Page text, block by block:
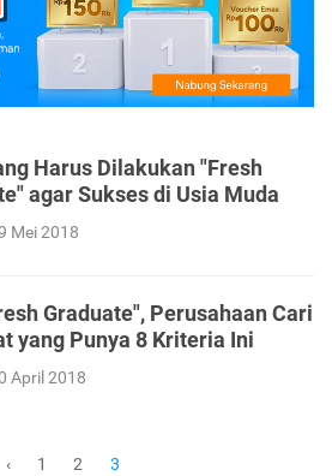
Harus Dilakukan "Fresh
agar Sukses di Usia Muda
Mei 2018
Graduate", Perusahaan Cari
yang Punya 8 Kriteria Ini
April 2018
‹ 1 2 3